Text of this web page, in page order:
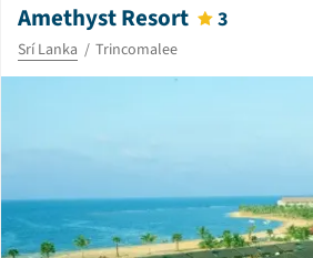
Amethyst Resort 3
Srí Lanka Trincomalee